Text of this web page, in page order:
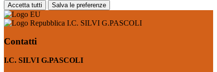
Accetta tutti Salva le preferenze
I.C. SILVI G.PASCOLI
Contatti
I.C. SILVI G.PASCOLI